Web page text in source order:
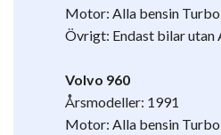
Motor: Alla bensin Turbo
Övrigt: Endast bilar utan
Volvo 960
Årsmodeller: 1991
Motor: Alla bensin Turbo